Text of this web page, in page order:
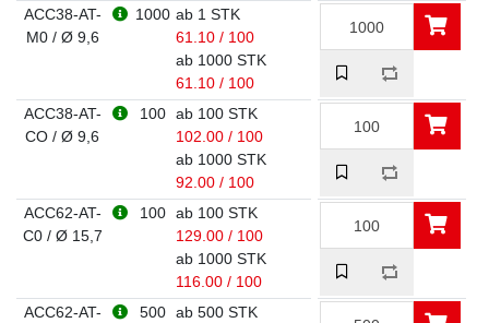
ACC38-AT-
M0 / Ø 9,6
1000 ab 1 STK
61.10 / 100
ab 1000 STK
61.10 / 100
ACC38-AT-
CO / Ø 9,6
100 ab 100 STK
102.00 / 100
ab 1000 STK
92.00 / 100
ACC62-AT-
C0 / Ø 15,7
100 ab 100 STK
129.00 / 100
ab 1000 STK
116.00 / 100
ACC62-AT-
500 ab 500 STK